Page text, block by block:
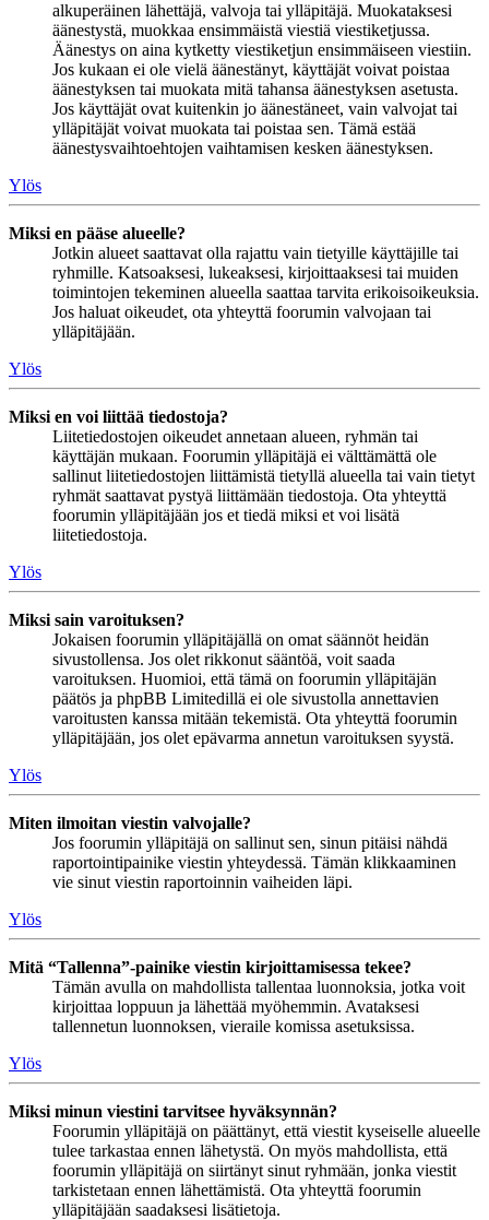
alkuperäinen lähettäjä, valvoja tai ylläpitäjä. Muokataksesi
äänestystä, muokkaa ensimmäistä viestiä viestiketjussa.
Äänestys on aina kytketty viestiketjun ensimmäiseen viestiin.
Jos kukaan ei ole vielä äänestänyt, käyttäjät voivat poistaa
äänestyksen tai muokata mitä tahansa äänestyksen asetusta.
Jos käyttäjät ovat kuitenkin jo äänestäneet, vain valvojat tai
ylläpitäjät voivat muokata tai poistaa sen. Tämä estää
äänestysvaihtoehtojen vaihtamisen kesken äänestyksen.
Ylös
Miksi en pääse alueelle?
Jotkin alueet saattavat olla rajattu vain tietyille käyttäjille tai
ryhmille. Katsoaksesi, lukeaksesi, kirjoittaaksesi tai muiden
toimintojen tekeminen alueella saattaa tarvita erikoisoikeuksia.
Jos haluat oikeudet, ota yhteyttä foorumin valvojaan tai
ylläpitäjään.
Ylös
Miksi en voi liittää tiedostoja?
Liitetiedostojen oikeudet annetaan alueen, ryhmän tai
käyttäjän mukaan. Foorumin ylläpitäjä ei välttämättä ole
sallinut liitetiedostojen liittämistä tietyllä alueella tai vain tietyt
ryhmät saattavat pystyä liittämään tiedostoja. Ota yhteyttä
foorumin ylläpitäjään jos et tiedä miksi et voi lisätä
liitetiedostoja.
Ylös
Miksi sain varoituksen?
Jokaisen foorumin ylläpitäjällä on omat säännöt heidän
sivustollensa. Jos olet rikkonut sääntöä, voit saada
varoituksen. Huomioi, että tämä on foorumin ylläpitäjän
päätös ja phpBB Limitedillä ei ole sivustolla annettavien
varoitusten kanssa mitään tekemistä. Ota yhteyttä foorumin
ylläpitäjään, jos olet epävarma annetun varoituksen syystä.
Ylös
Miten ilmoitan viestin valvojalle?
Jos foorumin ylläpitäjä on sallinut sen, sinun pitäisi nähdä
raportointipainike viestin yhteydessä. Tämän klikkaaminen
vie sinut viestin raportoinnin vaiheiden läpi.
Ylös
Mitä “Tallenna”-painike viestin kirjoittamisessa tekee?
Tämän avulla on mahdollista tallentaa luonnoksia, jotka voit
kirjoittaa loppuun ja lähettää myöhemmin. Avataksesi
tallennetun luonnoksen, vieraile komissa asetuksissa.
Ylös
Miksi minun viestini tarvitsee hyväksynnän?
Foorumin ylläpitäjä on päättänyt, että viestit kyseiselle alueelle
tulee tarkastaa ennen lähetystä. On myös mahdollista, että
foorumin ylläpitäjä on siirtänyt sinut ryhmään, jonka viestit
tarkistetaan ennen lähettämistä. Ota yhteyttä foorumin
ylläpitäjään saadaksesi lisätietoja.